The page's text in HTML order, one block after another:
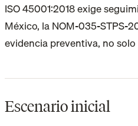
ISO 45001:2018 exige
México, la NOM-035-STPS-
evidencia preventiva, no
Escenario inicial